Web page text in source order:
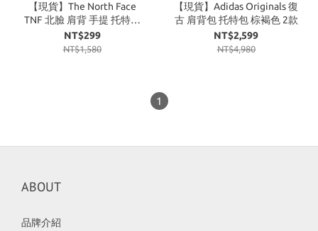
【現貨】The North Face
TNF 北臉 肩背 手提 托特包
帆布包
NT$299
NT$1,580
【現貨】Adidas Originals 復
古 肩背包 托特包 棕褐色 2款
NT$2,599
NT$4,980
1
ABOUT
品牌介紹